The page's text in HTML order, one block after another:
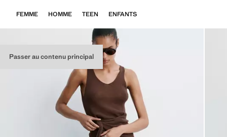
Passer au contenu principal
FEMME HOMME TEEN ENFANTS